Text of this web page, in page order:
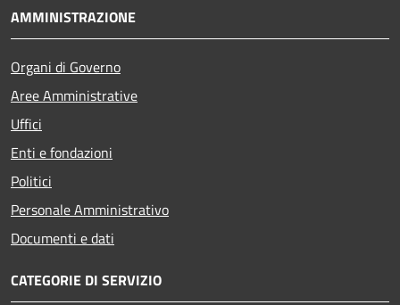
AMMINISTRAZIONE
Organi di Governo
Aree Amministrative
Uffici
Enti e fondazioni
Politici
Personale Amministrativo
Documenti e dati
CATEGORIE DI SERVIZIO